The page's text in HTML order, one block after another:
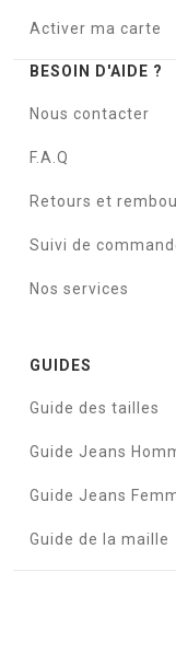
Activer ma carte
BESOIN D'AIDE ?
Nous contacter
F.A.Q
Retours et
Suivi de
Nos services
GUIDES
Guide des tailles
Guide Jeans
Guide Jeans
Guide de la maille